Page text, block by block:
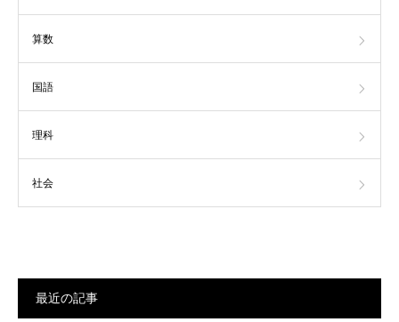
算数
国語
理科
社会
最近の記事